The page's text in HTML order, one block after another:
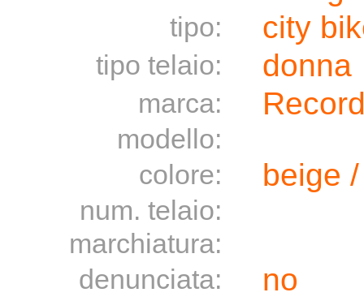
tipo: city
tipo telaio: donna
marca:
modello:
colore:
beige
num. telaio:
marchiatura:
denunciata:
no